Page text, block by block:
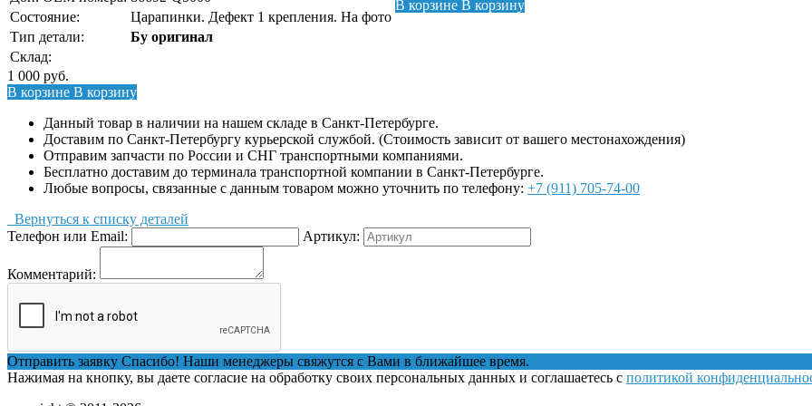
В корзине В корзину
Состояние:
Царапинки. Дефект 1 крепления. На фото
Тип детали:
Бу оригинал
Склад:
1 000 руб.
В корзине В корзину
Данный товар в наличии на нашем складе в Санкт-Петербурге.
Доставим по Санкт-Петербургу курьерской службой. (Стоимость зависит от вашего местонахождения)
Отправим запчасти по России и СНГ транспортными компаниями.
Бесплатно доставим до терминала транспортной компании в Санкт-Петербурге.
Любые вопросы, связанные с данным товаром можно уточнить по телефону: +7 (911) 705-74-00
Вернуться к списку деталей
Телефон или Email:
Артикул:
Комментарий:
Отправить заявку Спасибо! Наши менеджеры свяжутся с Вами в ближайшее время.
Нажимая на кнопку, вы даете согласие на обработку своих персональных данных и соглашаетесь с политикой